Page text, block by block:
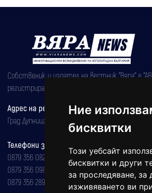
Ние
бисквитки
Този уебсайт
бисквитки и други
за проследяване, за
изживяването ви
Собственик и издател на вестник "Вяра" е
регистрирана на 08.05.2002 година.
Адрес на редакцията
Град Дупница, ул.''Христо Ботев" 43
Телефони за реклама и абонаменти
0879 356 082
0879 356 098
0879 356 289